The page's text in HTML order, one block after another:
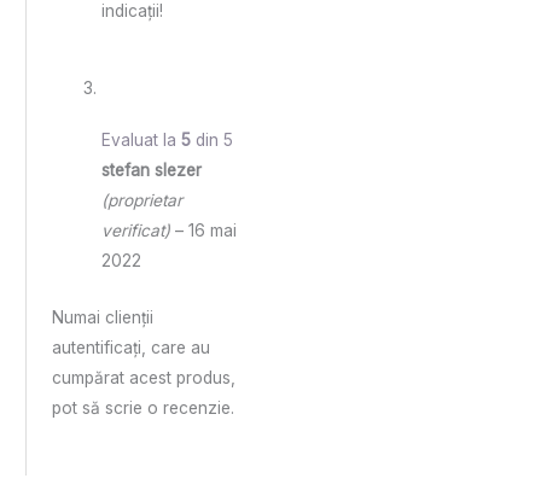
indicații!
Evaluat la 5din 5
stefan slezer
(proprietar
verificat) – 16 mai
2022
Numai clienții
autentificați, care au
cumpărat acest produs,
pot să scrie o recenzie.